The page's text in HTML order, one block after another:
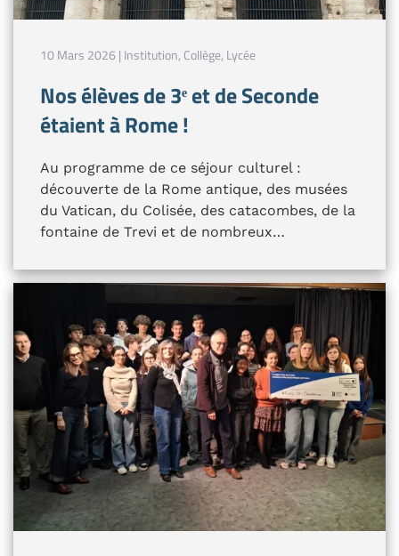
10 Mars 2026 | Institution, Collège, Lycée
Nos élèves de 3ᵉ et de Seconde
étaient à Rome !
Au programme de ce séjour culturel :
découverte de la Rome antique, des musées
du Vatican, du Colisée, des catacombes, de la
fontaine de Trevi et de nombreux…